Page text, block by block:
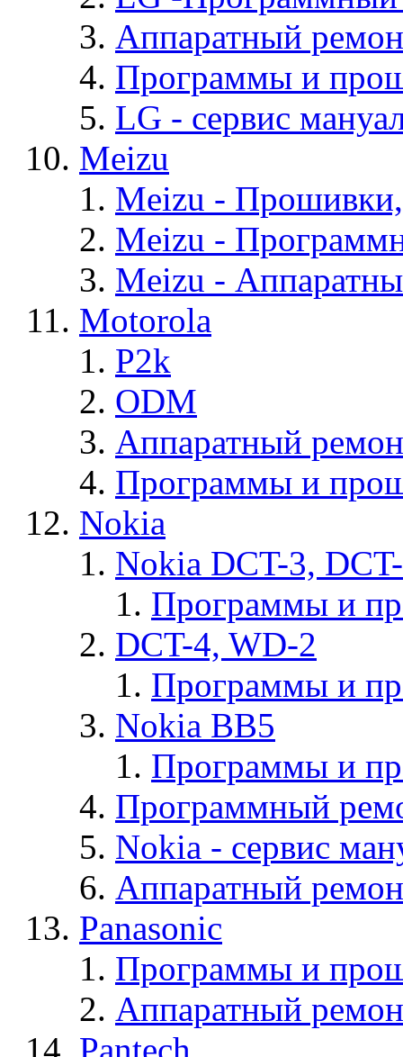
Аппаратный
Программы и
LG - cервис
Meizu
Meizu -
Meizu -
Meizu -
Motorola
P2k
ODM
Аппаратный
Программы и
Nokia
Nokia DCT-3,
Программы и
DCT-4, WD-2
Программы и
Nokia BB5
Программы и
Программный
Nokia - cервис
Аппаратный
Panasonic
Программы и
Аппаратный